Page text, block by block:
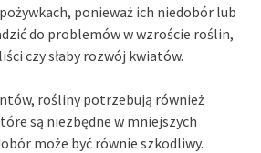
ponieważ ich niedobór lub
do problemów w wzroście roślin,
czy słaby rozwój kwiatów.
rośliny potrzebują również
są niezbędne w mniejszych
może być równie szkodliwy.